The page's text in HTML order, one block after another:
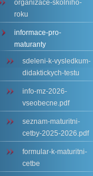
organizace-skolniho-
roku
informace-pro-
maturanty
sdeleni-k-vysledkum-
didaktickych-testu
info-mz-2026-
vseobecne.pdf
seznam-maturitni-
cetby-2025-2026.pdf
formular-k-maturitni-
cetbe